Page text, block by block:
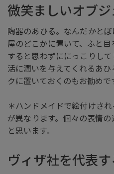
微笑ましいオブ
陶器のあひる。なんだかと
屋のどこかに置いて、ふと
すると思わずににっこりし
活に潤いを与えてくれるあ
クに置いておくのもお勧めで
＊ハンドメイドで絵付けさ
が異なります。個々の表情
と思います。
ヴィザ社を代表